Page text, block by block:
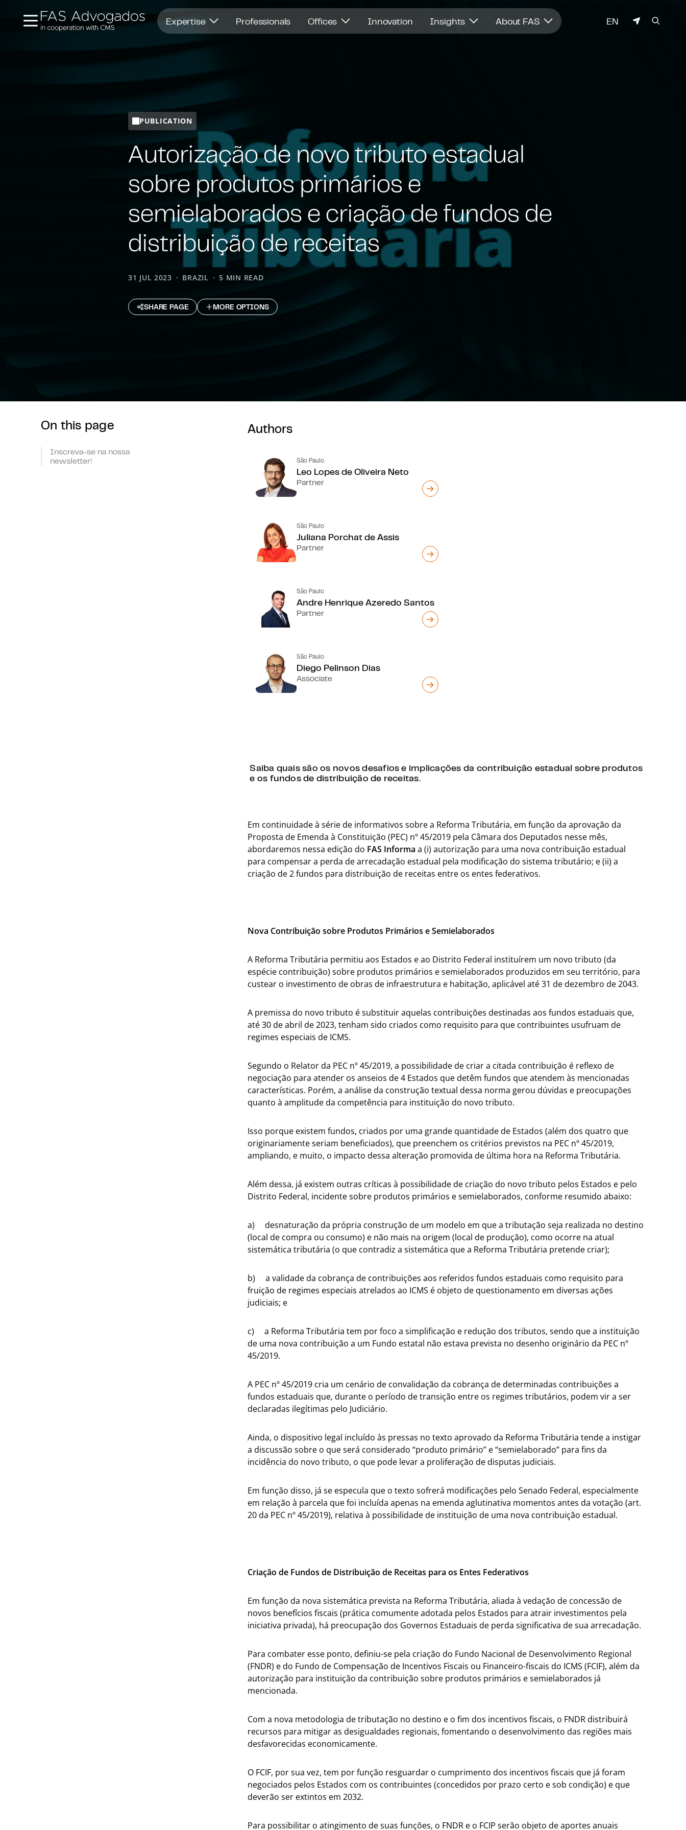
Expertise Professionals Offices Innovation Insights About FAS LANGUAGE
EN
PUBLICATION
Autorização de novo tributo estadual
sobre produtos primários e
semielaborados e criação de fundos de
distribuição de receitas
31 JUL 2023 BRAZIL 5 MIN READ
SHARE PAGE MORE OPTIONS
On this page
Inscreva-se na nossa
newsletter!
Authors
São Paulo
Leo Lopes de Oliveira Neto
Partner
São Paulo
Juliana Porchat de Assis
Partner
São Paulo
Andre Henrique Azeredo Santos
Partner
São Paulo
Diego Pelinson Dias
Associate
Saiba quais são os novos desafios e implicações da contribuição estadual sobre produtos
e os fundos de distribuição de receitas.
Em continuidade à série de informativos sobre a Reforma Tributária, em função da aprovação da
Proposta de Emenda à Constituição (PEC) nº 45/2019 pela Câmara dos Deputados nesse mês,
abordaremos nessa edição do FAS Informa a (i) autorização para uma nova contribuição estadual
para compensar a perda de arrecadação estadual pela modificação do sistema tributário; e (ii) a
criação de 2 fundos para distribuição de receitas entre os entes federativos.
Nova Contribuição sobre Produtos Primários e Semielaborados
A Reforma Tributária permitiu aos Estados e ao Distrito Federal instituírem um novo tributo (da
espécie contribuição) sobre produtos primários e semielaborados produzidos em seu território, para
custear o investimento de obras de infraestrutura e habitação, aplicável até 31 de dezembro de 2043.
A premissa do novo tributo é substituir aquelas contribuições destinadas aos fundos estaduais que,
até 30 de abril de 2023, tenham sido criados como requisito para que contribuintes usufruam de
regimes especiais de ICMS.
Segundo o Relator da PEC nº 45/2019, a possibilidade de criar a citada contribuição é reflexo de
negociação para atender os anseios de 4 Estados que detêm fundos que atendem às mencionadas
características. Porém, a análise da construção textual dessa norma gerou dúvidas e preocupações
quanto à amplitude da competência para instituição do novo tributo.
Isso porque existem fundos, criados por uma grande quantidade de Estados (além dos quatro que
originariamente seriam beneficiados), que preenchem os critérios previstos na PEC nº 45/2019,
ampliando, e muito, o impacto dessa alteração promovida de última hora na Reforma Tributária.
Além dessa, já existem outras críticas à possibilidade de criação do novo tributo pelos Estados e pelo
Distrito Federal, incidente sobre produtos primários e semielaborados, conforme resumido abaixo:
a) desnaturação da própria construção de um modelo em que a tributação seja realizada no destino
(local de compra ou consumo) e não mais na origem (local de produção), como ocorre na atual
sistemática tributária (o que contradiz a sistemática que a Reforma Tributária pretende criar);
b) a validade da cobrança de contribuições aos referidos fundos estaduais como requisito para
fruição de regimes especiais atrelados ao ICMS é objeto de questionamento em diversas ações
judiciais; e
c) a Reforma Tributária tem por foco a simplificação e redução dos tributos, sendo que a instituição
de uma nova contribuição a um Fundo estatal não estava prevista no desenho originário da PEC nº
45/2019.
A PEC nº 45/2019 cria um cenário de convalidação da cobrança de determinadas contribuições a
fundos estaduais que, durante o período de transição entre os regimes tributários, podem vir a ser
declaradas ilegítimas pelo Judiciário.
Ainda, o dispositivo legal incluído às pressas no texto aprovado da Reforma Tributária tende a instigar
a discussão sobre o que será considerado “produto primário” e “semielaborado” para fins da
incidência do novo tributo, o que pode levar a proliferação de disputas judiciais.
Em função disso, já se especula que o texto sofrerá modificações pelo Senado Federal, especialmente
em relação à parcela que foi incluída apenas na emenda aglutinativa momentos antes da votação (art.
20 da PEC nº 45/2019), relativa à possibilidade de instituição de uma nova contribuição estadual.
Criação de Fundos de Distribuição de Receitas para os Entes Federativos
Em função da nova sistemática prevista na Reforma Tributária, aliada à vedação de concessão de
novos benefícios fiscais (prática comumente adotada pelos Estados para atrair investimentos pela
iniciativa privada), há preocupação dos Governos Estaduais de perda significativa de sua arrecadação.
Para combater esse ponto, definiu-se pela criação do Fundo Nacional de Desenvolvimento Regional
(FNDR) e do Fundo de Compensação de Incentivos Fiscais ou Financeiro-fiscais do ICMS (FCIF), além da
autorização para instituição da contribuição sobre produtos primários e semielaborados já
mencionada.
Com a nova metodologia de tributação no destino e o fim dos incentivos fiscais, o FNDR distribuirá
recursos para mitigar as desigualdades regionais, fomentando o desenvolvimento das regiões mais
desfavorecidas economicamente.
O FCIF, por sua vez, tem por função resguardar o cumprimento dos incentivos fiscais que já foram
negociados pelos Estados com os contribuintes (concedidos por prazo certo e sob condição) e que
deverão ser extintos em 2032.
Para possibilitar o atingimento de suas funções, o FNDR e o FCIP serão objeto de aportes anuais